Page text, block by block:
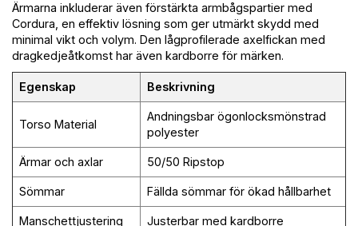
Ärmarna inkluderar även förstärkta armbågspartier med
Cordura, en effektiv lösning som ger utmärkt skydd med
minimal vikt och volym. Den lågprofilerade axelfickan med
dragkedjeåtkomst har även kardborre för märken.
Egenskap Beskrivning
Torso Material
Andningsbar ögonlocksmönstrad
polyester
Ärmar och axlar 50/50 Ripstop
Sömmar Fällda sömmar för ökad hållbarhet
Manschettjustering Justerbar med kardborre